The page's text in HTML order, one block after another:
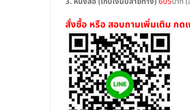
สั่งซื้อ หรือ สอบถามเพิ่มเติม กด